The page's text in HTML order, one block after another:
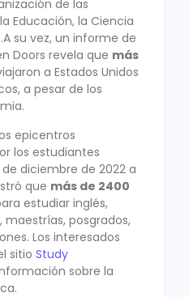
de las
Educación, la Ciencia
su vez, un informe de
Doors revela que más
a Estados Unidos
a pesar de los
epicentros
los estudiantes
diciembre de 2022 a
que más de 2400
estudiar inglés,
maestrías, posgrados,
Los interesados
sitio Study
sobre la